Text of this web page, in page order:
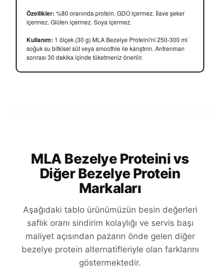
Özellikler: %80 oranında protein. GDO içermez. İlave şeker
içermez. Glüten içermez. Soya içermez.
Kullanım: 1 ölçek (30 g) MLA Bezelye Proteini'ni 250-300 ml
soğuk su bitkisel süt veya smoothie ile karıştırın. Antrenman
sonrası 30 dakika içinde tüketmeniz önerilir.
MLA Bezelye Proteini vs
Diğer Bezelye Protein
Markaları
Aşağıdaki tablo ürünümüzün besin değerleri
saflık oranı sindirim kolaylığı ve servis başı
maliyet açısından pazarın önde gelen diğer
bezelye protein alternatifleriyle olan farklarını
göstermektedir.